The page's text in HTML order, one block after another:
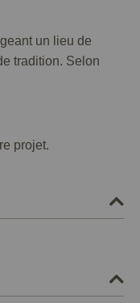
un lieu de
tradition. Selon
projet.